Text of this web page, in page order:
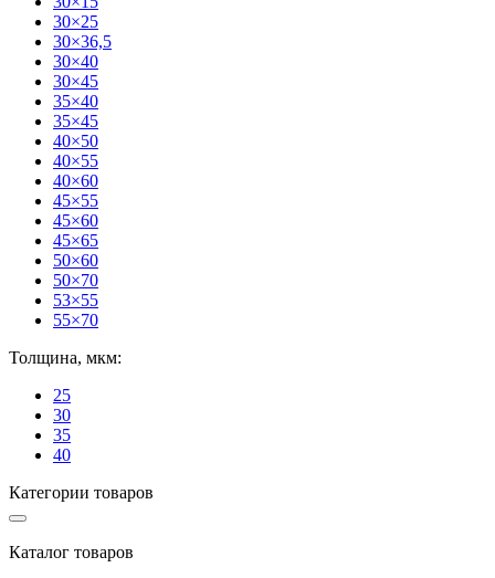
30×25
30×36,5
30×40
30×45
35×40
35×45
40×50
40×55
40×60
45×55
45×60
45×65
50×60
50×70
53×55
55×70
Толщина, мкм:
25
30
35
40
Категории товаров
Каталог товаров